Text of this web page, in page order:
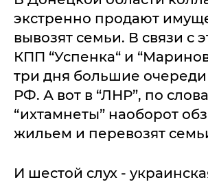
экстренно продают
вывозят семьи. В связи с
КПП “Успенка“ и
три дня большие очереди
РФ. А вот в “ЛНР”, по
“ихтамнеты” наоборот
жильем и перевозят
И шестой слух -